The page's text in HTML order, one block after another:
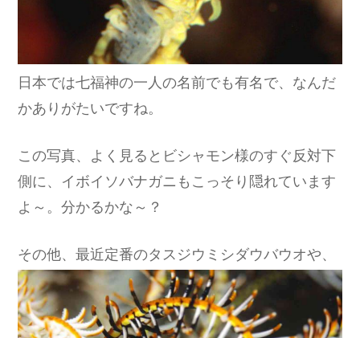
日本では七福神の一人の名前でも有名で、なんだ
かありがたいですね。
この写真、よく見るとビシャモン様のすぐ反対下
側に、イボイソバナガニもこっそり隠れています
よ～。分かるかな～？
その他、最近定番のタスジウミシダウバウオや、